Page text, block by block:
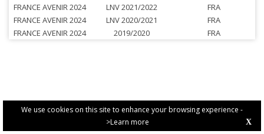
We use cookies on this site to enhance your browsing experience -
>Learn more
X
FRANCE AVENIR 2024
LNV 2021/2022
FRA
FRANCE AVENIR 2024
LNV 2020/2021
FRA
FRANCE AVENIR 2024
2019/2020 FRA